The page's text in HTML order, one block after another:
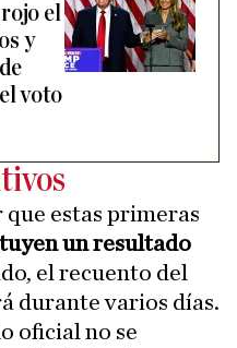
el
y
voto
estas primeras
un resultado
el recuento del
durante varios días.
oficial no se